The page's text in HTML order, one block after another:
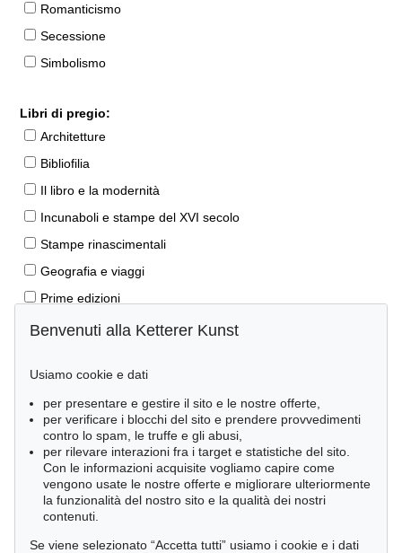
Romanticismo
Secessione
Simbolismo
Libri di pregio:
Architetture
Bibliofilia
Il libro e la modernità
Incunaboli e stampe del XVI secolo
Stampe rinascimentali
Geografia e viaggi
Prime edizioni
Manoscritti antichi
Libri per bambini
Lifestyle
Pietre miliari delle scienze naturali
Letteratura classica
Economia e diritto
Meraviglie della natura
Cimelia
Benvenuti alla Ketterer Kunst
Usiamo cookie e dati
per presentare e gestire il sito e le nostre offerte,
per verificare i blocchi del sito e prendere provvedimenti
contro lo spam, le truffe e gli abusi,
per rilevare interazioni fra i target e statistiche del sito.
Con le informazioni acquisite vogliamo capire come
vengono usate le nostre offerte e migliorare ulteriormente
la funzionalità del nostro sito e la qualità dei nostri
contenuti.
Se viene selezionato “Accetta tutti” usiamo i cookie e i dati